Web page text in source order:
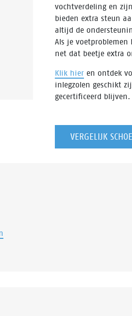
vochtverdeling en
bieden extra steun
altijd de
Als je
net dat beetje extra
Klik hieren ontdek
inlegzolen geschikt
gecertificeerd blijven.
VERGELIJK